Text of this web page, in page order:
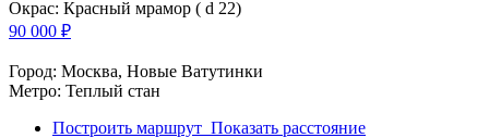
Окрас: Красный мрамор ( d 22)
90 000 ₽
Город: Москва, Новые Ватутинки
Метро: Теплый стан
Построить маршрут Показать расстояние